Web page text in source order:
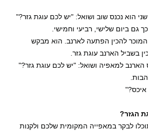
הוא נכנס שוב ושואל: "יש לכם עוגת גזר?"
גם ביום שלישי, רביעי וחמישי.
המוכר להכין הפתעה לארנב. הוא מבקש
בשביל הארנב עוגת גזר.
הארנב למאפיה ושואל: "יש לכם עוגת גזר?"
איכס?"
הגזר?
לבקר במאפייה המקומית שלכם ולקנות